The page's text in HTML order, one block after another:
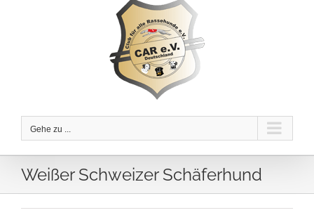
Gehe zu ...
Weißer Schweizer Schäferhund